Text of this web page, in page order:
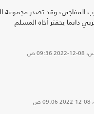
وقد تصدر مجموعة
داىما يحقتر أخاه المسلم
2022 09:36 ص
09:06 ص